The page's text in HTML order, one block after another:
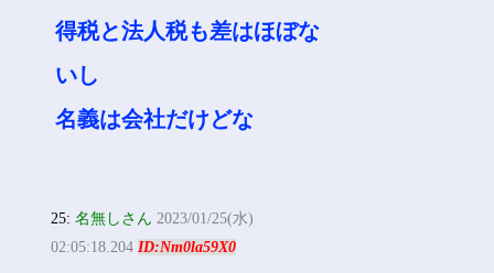
得税と法人税も差はほぼな
いし
名義は会社だけどな
25:名無しさん 2023/01/25(水)
02:05:18.204ID:Nm0la59X0